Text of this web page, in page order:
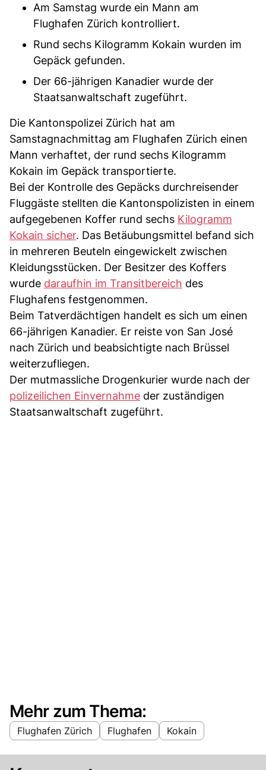
Am Samstag wurde ein Mann am
Flughafen Zürich kontrolliert.
Rund sechs Kilogramm Kokain wurden im
Gepäck gefunden.
Der 66-jährigen Kanadier wurde der
Staatsanwaltschaft zugeführt.
Die Kantonspolizei Zürich hat am
Samstagnachmittag am Flughafen Zürich einen
Mann verhaftet, der rund sechs Kilogramm
Kokain im Gepäck transportierte.
Bei der Kontrolle des Gepäcks durchreisender
Fluggäste stellten die Kantonspolizisten in einem
aufgegebenen Koffer rund sechs Kilogramm
Kokain sicher. Das Betäubungsmittel befand sich
in mehreren Beuteln eingewickelt zwischen
Kleidungsstücken. Der Besitzer des Koffers
wurde daraufhin im Transitbereich des
Flughafens festgenommen.
Beim Tatverdächtigen handelt es sich um einen
66-jährigen Kanadier. Er reiste von San José
nach Zürich und beabsichtigte nach Brüssel
weiterzufliegen.
Der mutmassliche Drogenkurier wurde nach der
polizeilichen Einvernahme der zuständigen
Staatsanwaltschaft zugeführt.
Mehr zum Thema:
Flughafen Zürich Flughafen Kokain